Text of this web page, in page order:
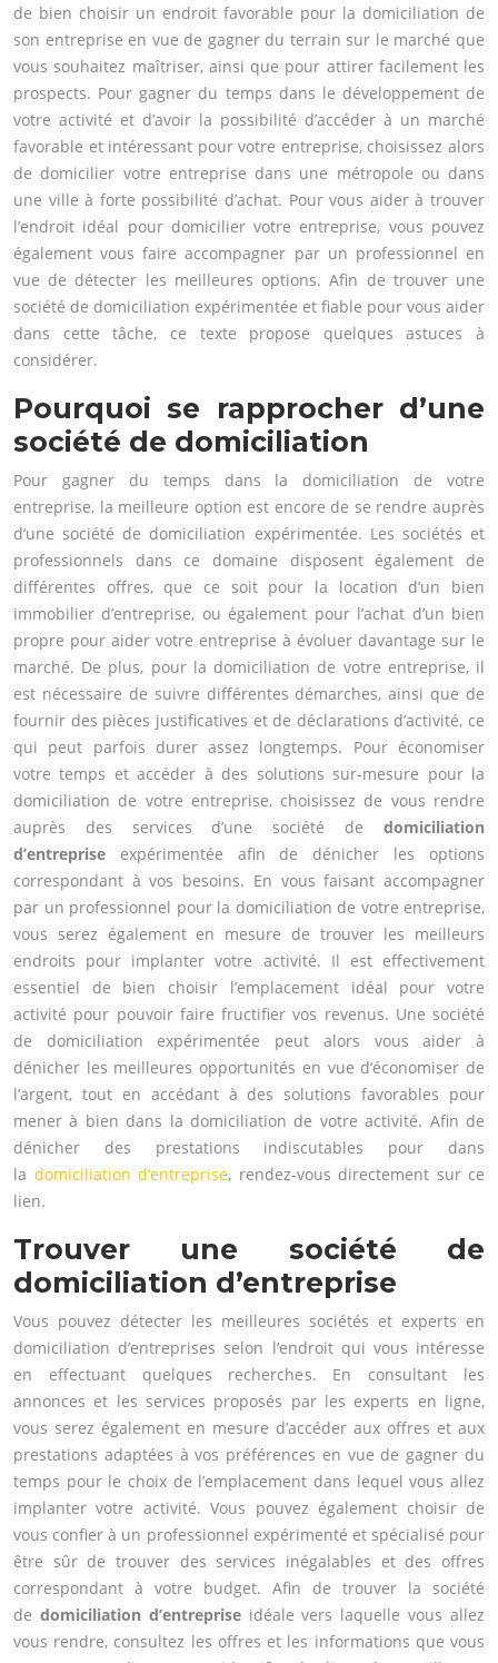
de bien choisir un endroit favorable pour la domiciliation de
son entreprise en vue de gagner du terrain sur le marché que
vous souhaitez maîtriser, ainsi que pour attirer facilement les
prospects. Pour gagner du temps dans le développement de
votre activité et d’avoir la possibilité d’accéder à un marché
favorable et intéressant pour votre entreprise, choisissez alors
de domicilier votre entreprise dans une métropole ou dans
une ville à forte possibilité d’achat. Pour vous aider à trouver
l’endroit idéal pour domicilier votre entreprise, vous pouvez
également vous faire accompagner par un professionnel en
vue de détecter les meilleures options. Afin de trouver une
société de domiciliation expérimentée et fiable pour vous aider
dans cette tâche, ce texte propose quelques astuces à
considérer.
Pourquoi se rapprocher d’une
société de domiciliation
Pour gagner du temps dans la domiciliation de votre
entreprise, la meilleure option est encore de se rendre auprès
d’une société de domiciliation expérimentée. Les sociétés et
professionnels dans ce domaine disposent également de
différentes offres, que ce soit pour la location d’un bien
immobilier d’entreprise, ou également pour l’achat d’un bien
propre pour aider votre entreprise à évoluer davantage sur le
marché. De plus, pour la domiciliation de votre entreprise, il
est nécessaire de suivre différentes démarches, ainsi que de
fournir des pièces justificatives et de déclarations d’activité, ce
qui peut parfois durer assez longtemps. Pour économiser
votre temps et accéder à des solutions sur-mesure pour la
domiciliation de votre entreprise, choisissez de vous rendre
auprès des services d’une société de domiciliation
d’entreprise expérimentée afin de dénicher les options
correspondant à vos besoins. En vous faisant accompagner
par un professionnel pour la domiciliation de votre entreprise,
vous serez également en mesure de trouver les meilleurs
endroits pour implanter votre activité. Il est effectivement
essentiel de bien choisir l’emplacement idéal pour votre
activité pour pouvoir faire fructifier vos revenus. Une société
de domiciliation expérimentée peut alors vous aider à
dénicher les meilleures opportunités en vue d’économiser de
l’argent, tout en accédant à des solutions favorables pour
mener à bien dans la domiciliation de votre activité. Afin de
dénicher des prestations indiscutables pour dans
la domiciliation d’entreprise, rendez-vous directement sur ce
lien.
Trouver une société de
domiciliation d’entreprise
Vous pouvez détecter les meilleures sociétés et experts en
domiciliation d’entreprises selon l’endroit qui vous intéresse
en effectuant quelques recherches. En consultant les
annonces et les services proposés par les experts en ligne,
vous serez également en mesure d’accéder aux offres et aux
prestations adaptées à vos préférences en vue de gagner du
temps pour le choix de l’emplacement dans lequel vous allez
implanter votre activité. Vous pouvez également choisir de
vous confier à un professionnel expérimenté et spécialisé pour
être sûr de trouver des services inégalables et des offres
correspondant à votre budget. Afin de trouver la société
de domiciliation d’entrepriseidéale vers laquelle vous allez
vous rendre, consultez les offres et les informations que vous